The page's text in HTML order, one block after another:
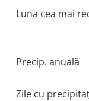
Luna cea mai
Precip. anuală
Zile cu